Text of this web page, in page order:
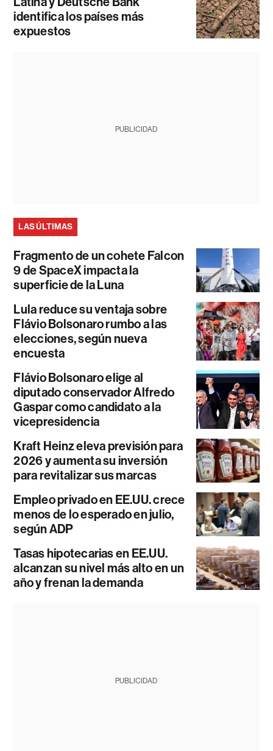
identifica los países más
expuestos
PUBLICIDAD
LAS ÚLTIMAS
Fragmento de un cohete Falcon
9 de SpaceX impacta la
superficie de la Luna
Lula reduce su ventaja sobre
Flávio Bolsonaro rumbo a las
elecciones, según nueva
encuesta
Flávio Bolsonaro elige al
diputado conservador Alfredo
Gaspar como candidato a la
vicepresidencia
Kraft Heinz eleva previsión para
2026 y aumenta su inversión
para revitalizar sus marcas
Empleo privado en EE.UU. crece
menos de lo esperado en julio,
según ADP
Tasas hipotecarias en EE.UU.
alcanzan su nivel más alto en un
año y frenan la demanda
PUBLICIDAD